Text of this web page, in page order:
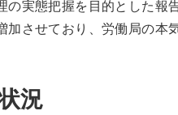
の実態把握を目的とした報
加させており、労働局の本
況